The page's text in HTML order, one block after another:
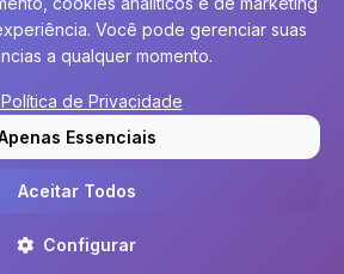
produto deTetracon Sistemas
Você pode gerenciar suas
a qualquer momento.
de Privacidade
Essenciais
Aceitar Todos
Configurar